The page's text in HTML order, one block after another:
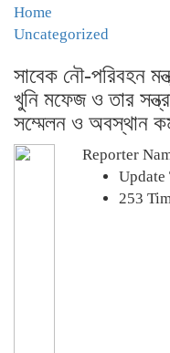
Home
Uncategorized
সাবেক নৌ-পরিবহন
খুনি মফেজ ও তার
সম্মেলন ও অবস্থান
Reporter
Update
253